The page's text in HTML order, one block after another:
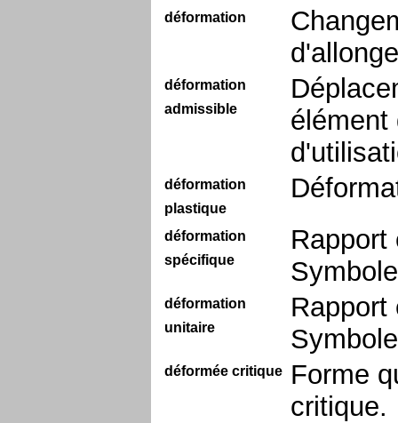
déformation
déformation
admissible
élément
déformation
plastique
déformation
spécifique
Rapport
déformation
unitaire
Rapport
déformée critique
Forme
critique.